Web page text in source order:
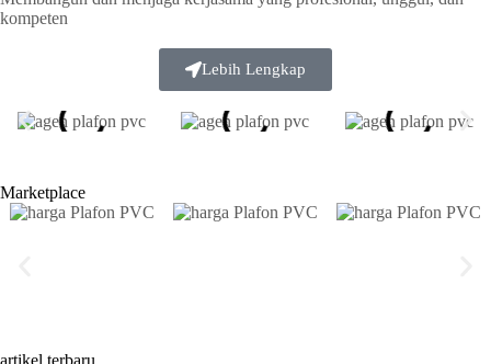
kompeten
Lebih Lengkap
Marketplace
artikel terbaru